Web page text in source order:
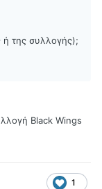
ή της συλλογής);
Black Wings
1